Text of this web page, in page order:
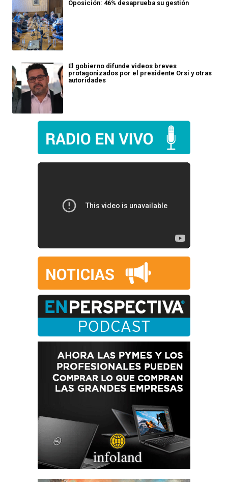
Oposición: 46% desaprueba su gestión
El gobierno difunde videos breves
protagonizados por el presidente Orsi y otras
autoridades